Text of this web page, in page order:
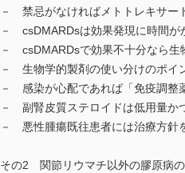
－ 禁忌がなければメトトレキサー
－ csDMARDsは効果発現に時間が
－ csDMARDsで効果不十分なら生
－ 生物学的製剤の使い分けのポイ
－ 感染が心配であれば「免疫調整
－ 副腎皮質ステロイドは低用量か
－ 悪性腫瘍既往患者には治療方針
その2 関節リウマチ以外の膠原病